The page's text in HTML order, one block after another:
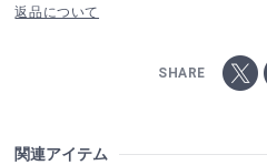
返品について
SHARE
関連アイテム